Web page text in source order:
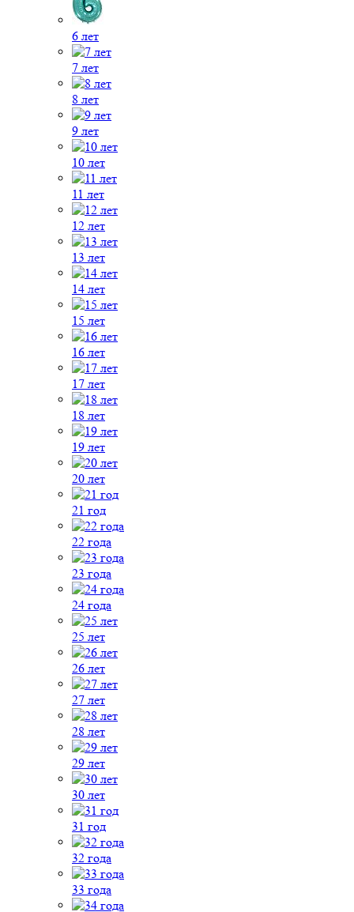
6 лет
7 лет
8 лет
9 лет
10 лет
11 лет
12 лет
13 лет
14 лет
15 лет
16 лет
17 лет
18 лет
19 лет
20 лет
21 год
22 года
23 года
24 года
25 лет
26 лет
27 лет
28 лет
29 лет
30 лет
31 год
32 года
33 года